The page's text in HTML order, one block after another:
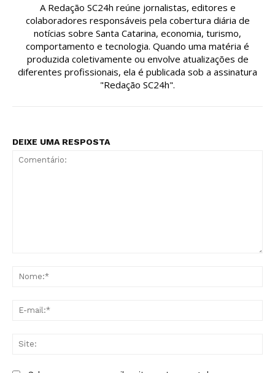
A Redação SC24h reúne jornalistas, editores e
colaboradores responsáveis pela cobertura diária de
notícias sobre Santa Catarina, economia, turismo,
comportamento e tecnologia. Quando uma matéria é
produzida coletivamente ou envolve atualizações de
diferentes profissionais, ela é publicada sob a assinatura
"Redação SC24h".
DEIXE UMA RESPOSTA